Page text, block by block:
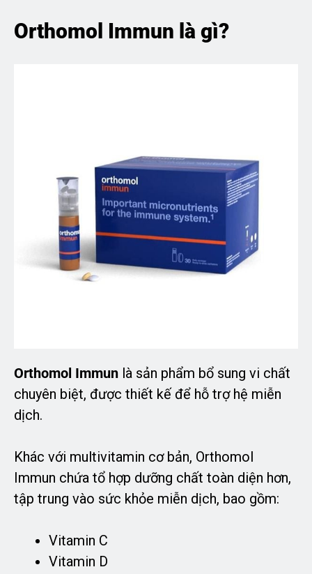
Orthomol Immun là gì?
Orthomol Immun là sản phẩm bổ sung vi chất
chuyên biệt, được thiết kế để hỗ trợ hệ miễn
dịch.
Khác với multivitamin cơ bản, Orthomol
Immun chứa tổ hợp dưỡng chất toàn diện hơn,
tập trung vào sức khỏe miễn dịch, bao gồm:
Vitamin C
Vitamin D